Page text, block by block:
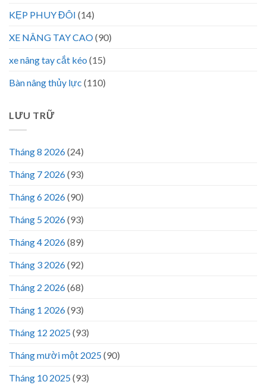
KẸP PHUY ĐÔI (14)
XE NÂNG TAY CAO(90)
xe nâng tay cắt kéo (15)
Bàn nâng thủy lực (110)
LƯU TRỮ
Tháng 8 2026(24)
Tháng 7 2026(93)
Tháng 6 2026(90)
Tháng 5 2026(93)
Tháng 4 2026(89)
Tháng 3 2026(92)
Tháng 2 2026(68)
Tháng 1 2026(93)
Tháng 12 2025(93)
Tháng mười một 2025(90)
Tháng 10 2025(93)